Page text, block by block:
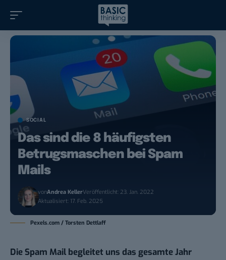
SOCIAL
Das sind die 8 häufigsten
Betrugsmaschen bei Spam
Mails
vonAndrea KellerVeröffentlicht: 23. Jan. 2022
Aktualisiert: 17. Feb. 2025
Pexels.com / Torsten Dettlaff
Die Spam Mail begleitet uns das gesamte Jahr